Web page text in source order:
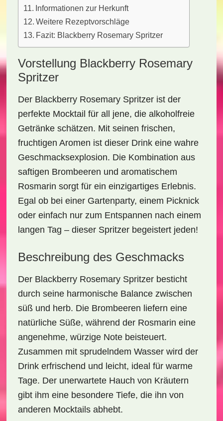
Informationen zur Herkunft
Weitere Rezeptvorschläge
Fazit: Blackberry Rosemary Spritzer
Vorstellung Blackberry Rosemary
Spritzer
Der Blackberry Rosemary Spritzerist der
perfekte Mocktail für all jene, die alkoholfreie
Getränke schätzen. Mit seinen frischen,
fruchtigen Aromen ist dieser Drink eine wahre
Geschmacksexplosion. Die Kombination aus
saftigen Brombeeren und aromatischem
Rosmarin sorgt für ein einzigartiges Erlebnis.
Egal ob bei einer Gartenparty, einem Picknick
oder einfach nur zum Entspannen nach einem
langen Tag – dieser Spritzer begeistert jeden!
Beschreibung des Geschmacks
Der Blackberry Rosemary Spritzerbesticht
durch seine harmonische Balance zwischen
süß und herb. Die Brombeeren liefern eine
natürliche Süße, während der Rosmarin eine
angenehme, würzige Note beisteuert.
Zusammen mit sprudelndem Wasser wird der
Drink erfrischend und leicht, ideal für warme
Tage. Der unerwartete Hauch von Kräutern
gibt ihm eine besondere Tiefe, die ihn von
anderen Mocktails abhebt.